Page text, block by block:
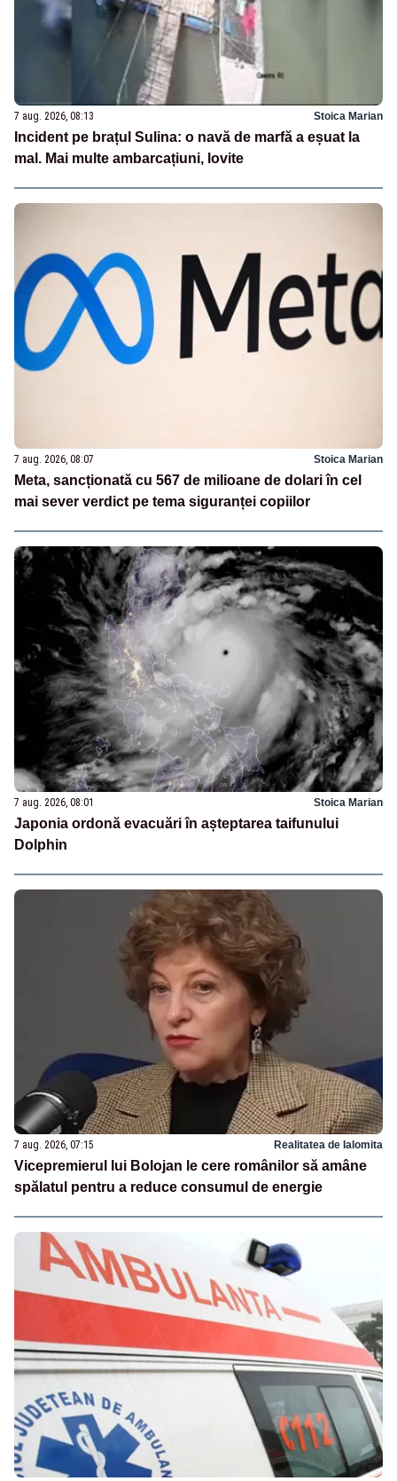
7 aug. 2026, 08:13 Stoica Marian
Incident pe brațul Sulina: o navă de marfă a eșuat la
mal. Mai multe ambarcațiuni, lovite
7 aug. 2026, 08:07 Stoica Marian
Meta, sancționată cu 567 de milioane de dolari în cel
mai sever verdict pe tema siguranței copiilor
7 aug. 2026, 08:01 Stoica Marian
Japonia ordonă evacuări în așteptarea taifunului
Dolphin
7 aug. 2026, 07:15 Realitatea de Ialomita
Vicepremierul lui Bolojan le cere românilor să amâne
spălatul pentru a reduce consumul de energie